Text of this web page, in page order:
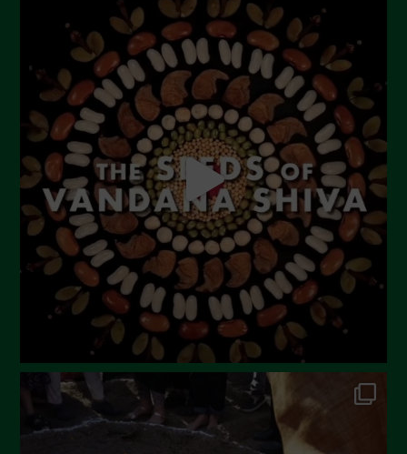
Ottobre 2023
Settembre 2023
Agosto 2023
Luglio 2023
Giugno 2023
Maggio 2023
Aprile 2023
Marzo 2023
Febbraio 2023
Dicembre 2022
Novembre 2022
Ottobre 2022
Settembre 2022